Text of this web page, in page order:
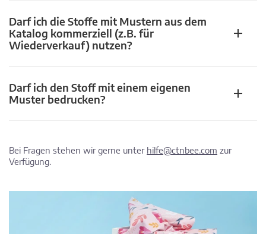
Darf ich die Stoffe mit Mustern aus dem
Katalog kommerziell (z.B. für
Wiederverkauf) nutzen?
Darf ich den Stoff mit einem eigenen
Muster bedrucken?
Bei Fragen stehen wir gerne unter hilfe@ctnbee.com zur
Verfügung.